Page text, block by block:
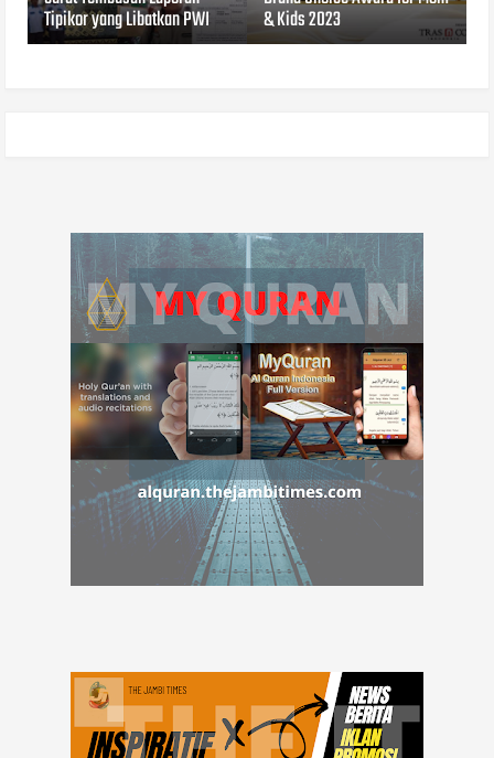
Tipikor yang Libatkan PWI & Kids 2023